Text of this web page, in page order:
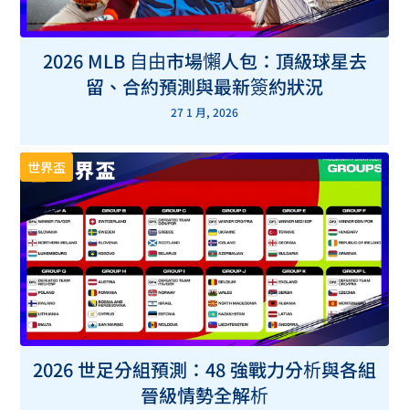
2026 MLB 自由市場懶人包：頂級球星去
留、合約預測與最新簽約狀況
27 1 月, 2026
世界盃
2026 世足分組預測：48 強戰力分析與各組
晉級情勢全解析